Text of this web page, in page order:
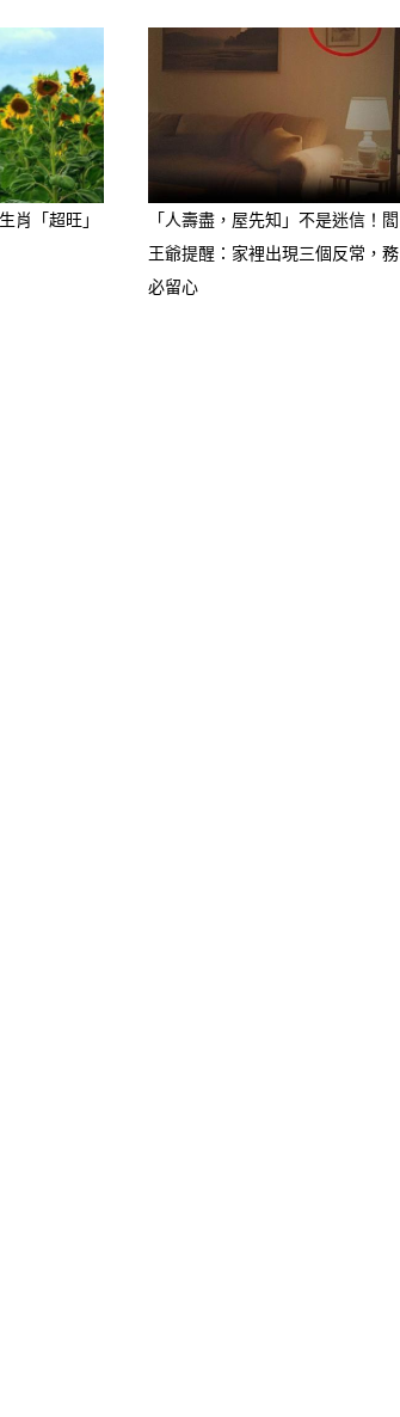
肖「超旺」
「人壽盡，屋先知」不是迷信！閻
王爺提醒：家裡出現三個反常，務
必留心